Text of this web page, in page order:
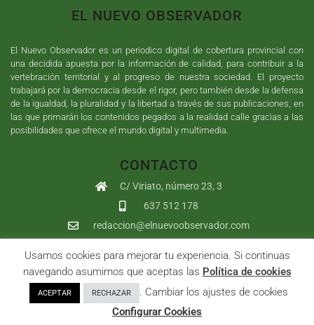
EL NUEVO OBSERVADOR
El Nuevo Observador es un periodico digital de cobertura provincial con
una decidida apuesta por la información de calidad, para contribuir a la
vertebración territorial y al progreso de nuestra sociedad. El proyecto
trabajará por la democracia desde el rigor, pero también desde la defensa
de la igualdad, la pluralidad y la libertad a través de sus publicaciones, en
las que primarán los contenidos pegados a la realidad calle gracias a las
posibilidades que ofrece el mundo digital y multimedia.
CONTACTO
C/ Viriato, número 23, 3
637 512 178
redaccion@elnuevoobservador.com
Copyright ©2026 El Nuevo Observador | Sumurdigital Diseño web
yDesarrollo| All Rights Reserved |
Privacidad|Política de cookies|User
Usamos cookies para mejorar tu experiencia. Si continuas
navegando asumimos que aceptas las Política de cookies
ACEPTAR RECHAZAR
. Cambiar los ajustes de cookies
Configurar Cookies